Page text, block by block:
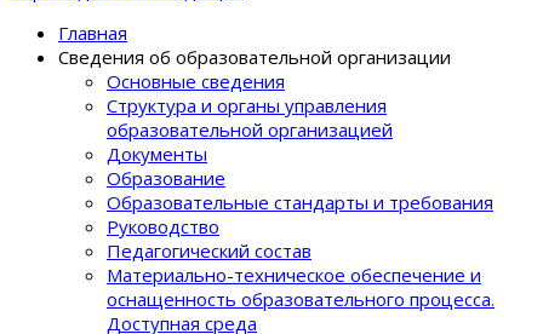
Главная
Сведения об образовательной организации
Основные сведения
Структура и органы управления
образовательной организацией
Документы
Образование
Образовательные стандарты и требования
Руководство
Педагогический состав
Материально-техническое обеспечение и
оснащенность образовательного процеcса.
Доступная среда